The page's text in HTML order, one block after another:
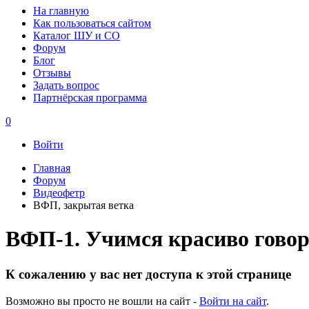
На главную
Как пользоваться сайтом
Каталог ШУ и СО
Форум
Блог
Отзывы
Задать вопрос
Партнёрская программа
0
Войти
Главная
Форум
Видеофетр
ВФП, закрытая ветка
ВФП-1. Учимся красиво
К сожалению у вас нет доступа к этой странице
Возможно вы просто не вошли на сайт - Войти на сайт.